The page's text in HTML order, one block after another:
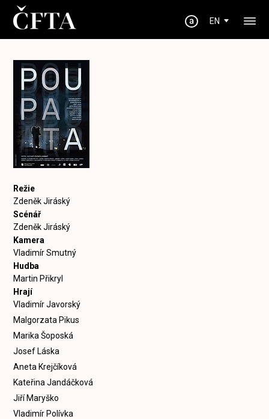
EN
Režie
Zdeněk Jiráský
Scénář
Zdeněk Jiráský
Kamera
Vladimír Smutný
Hudba
Martin Přikryl
Hrají
Vladimír Javorský
Malgorzata Pikus
Marika Šoposká
Josef Láska
Aneta Krejčíková
Kateřina Jandáčková
Jiří Maryško
Vladimír Polívka